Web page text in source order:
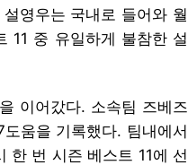
영우는 국내로 들어와 월
11 중 유일하게 불참한 설
이어갔다. 소속팀 즈베즈
움을 기록했다. 팀내에서
한 번 시즌 베스트 11에 선